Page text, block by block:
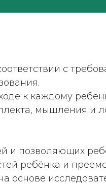
с
к каждому
мышления и
и позволяющих
ребёнка и
основе